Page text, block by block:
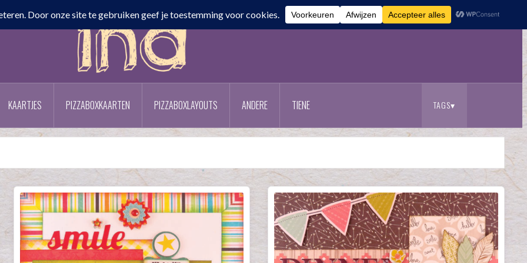
TAGS
KAARTJES PIZZABOXKAARTEN PIZZABOXLAYOUTS ANDERE TIENE